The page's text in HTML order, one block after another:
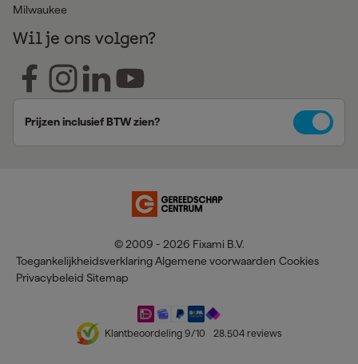
Milwaukee
Wil je ons volgen?
Prijzen inclusief BTW zien?
© 2009 - 2026 Fixami B.V.
Toegankelijkheidsverklaring Algemene voorwaarden Cookies
Privacybeleid Sitemap
Klantbeoordeling 9/10 28.504 reviews